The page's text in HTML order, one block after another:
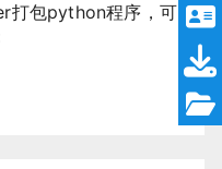
打包python程序，可